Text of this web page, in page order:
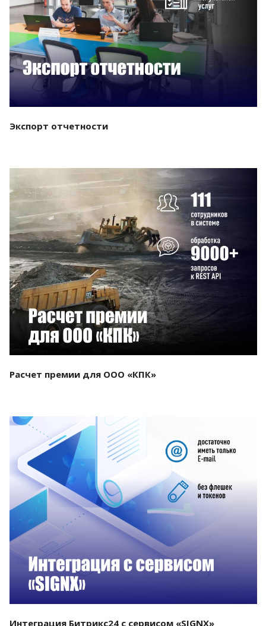
Смотреть проект
Экспорт отчетности
Смотреть проект
Расчет премии для ООО «КПК»
Смотреть проект
Интеграция Битрикс24 с сервисом «SIGNX»